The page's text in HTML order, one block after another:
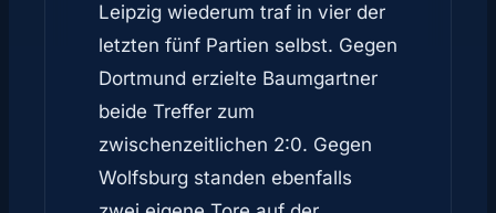
Leipzig wiederum traf in vier der
letzten fünf Partien selbst. Gegen
Dortmund erzielte Baumgartner
beide Treffer zum
zwischenzeitlichen 2:0. Gegen
Wolfsburg standen ebenfalls